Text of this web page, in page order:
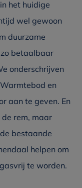
het huidige
wel gewoon
duurzame
betaalbaar
onderschrijven
en
aan te geven. En
rem, maar
bestaande
helpen om
te worden.